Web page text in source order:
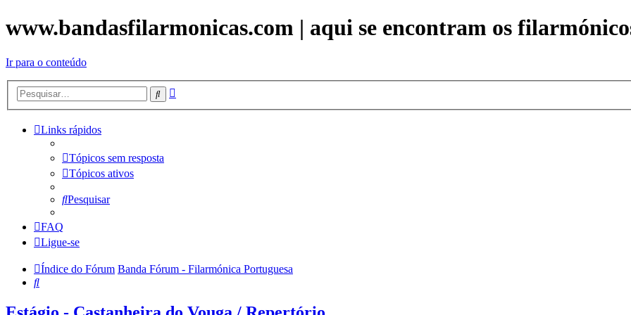
www.bandasfilarmonicas.com | aqui se encontram os
Ir para o conteúdo
Pesquisar
Links rápidos
Tópicos sem resposta
Tópicos ativos
Pesquisar
FAQ
Ligue-se
Índice do Fórum Banda Fórum - Filarmónica Portuguesa
Pesquisar